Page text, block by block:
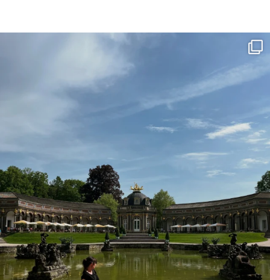
Lust auf einen Städtetrip innerhalb Deutschlan